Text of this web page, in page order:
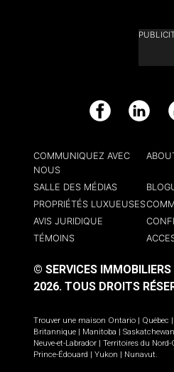
Facebook LinkedIn
COMMUNIQUEZ AVEC
NOUS
SALLE DES MÉDIAS
PROPRIÉTÉS LUXUEUSES
AVIS JURIDIQUE
TÉMOINS
© SERVICES IMMOBILIERS
2026. TOUS DROITS
Trouver une maison Ontario Québec
Britannique
Manitoba Saskatchewan
Neuve-et-Labrador
Territoires du Nord-
Prince-Édouard
Yukon Nunavut.